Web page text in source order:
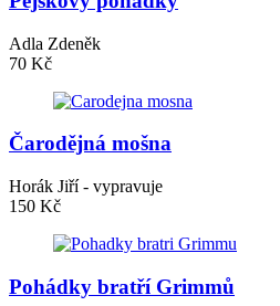
Adla Zdeněk
70 Kč
Čarodějná mošna
Horák Jiří - vypravuje
150 Kč
Pohádky bratří Grimmů